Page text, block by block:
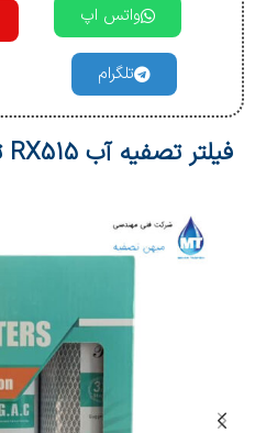
واتس اپ
تلگرام
فیلتر تصفیه آب RX515 تایوانی اصل 3 عددی